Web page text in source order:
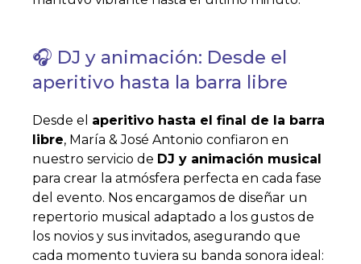
🎧 DJ y animación: Desde el
aperitivo hasta la barra libre
Desde el aperitivo hasta el final de la barra
libre, María & José Antonio confiaron en
nuestro servicio de DJ y animación musical
para crear la atmósfera perfecta en cada fase
del evento. Nos encargamos de diseñar un
repertorio musical adaptado a los gustos de
los novios y sus invitados, asegurando que
cada momento tuviera su banda sonora ideal: